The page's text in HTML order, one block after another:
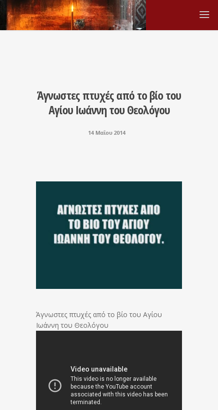
Άγνωστες πτυχές από το βίο του
Αγίου Ιωάννη του Θεολόγου
14 Μαΐου 2014
Άγνωστες πτυχές από το βίο του Αγίου
Ιωάννη του Θεολόγου